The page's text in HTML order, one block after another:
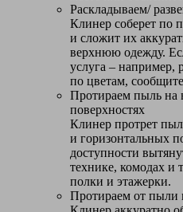
Раскладываем/
Клинер соберет по
и сложит их
верхнюю одежду.
услуга – например,
по цветам,
Протираем пыль на
поверхностях
Клинер протрет
и горизонтальных
доступности
технике, комодах и
полки и этажерки.
Протираем от пыли